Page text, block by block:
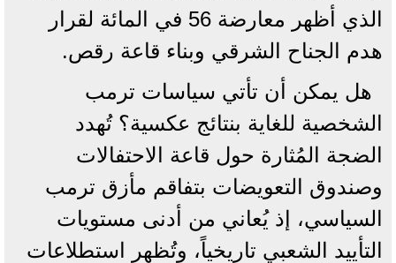
الذي أظهر معارضة 56 في المائة لقرار
هدم الجناح الشرقي وبناء قاعة رقص.
هل يمكن أن تأتي سياسات ترمب
الشخصية للغاية بنتائج عكسية؟ تُهدد
الضجة المُثارة حول قاعة الاحتفالات
وصندوق التعويضات بتفاقم مأزق ترمب
السياسي، إذ يُعاني من أدنى مستويات
التأييد الشعبي تاريخياً، وتُظهر استطلاعات